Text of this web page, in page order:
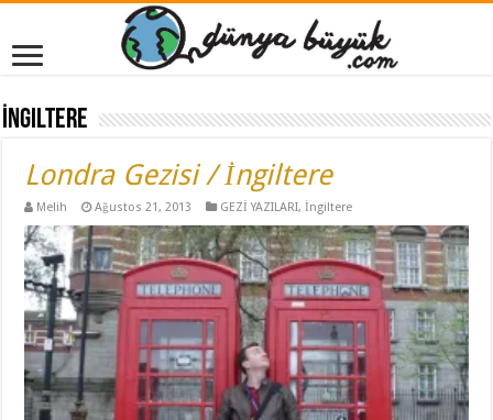
İngiltere
Londra Gezisi / İngiltere
Melih Ağustos 21, 2013 GEZİ YAZILARI,İngiltere